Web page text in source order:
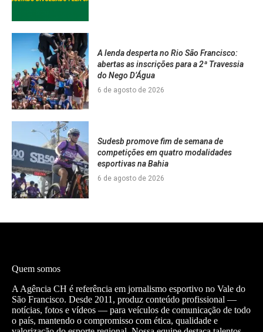
A lenda desperta no Rio São Francisco:
abertas as inscrições para a 2ª Travessia
do Nego D’Água
6 de agosto de 2026
Sudesb promove fim de semana de
competições em quatro modalidades
esportivas na Bahia
6 de agosto de 2026
Quem somos
A Agência CH é referência em jornalismo esportivo no Vale do
São Francisco. Desde 2011, produz conteúdo profissional —
notícias, fotos e vídeos — para veículos de comunicação de todo
o país, mantendo o compromisso com ética, qualidade e